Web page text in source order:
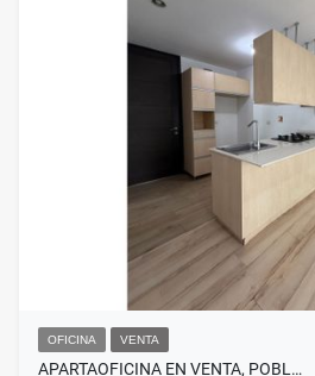
OFICINA VENTA
APARTAOFICINA EN VENTA, POBL…